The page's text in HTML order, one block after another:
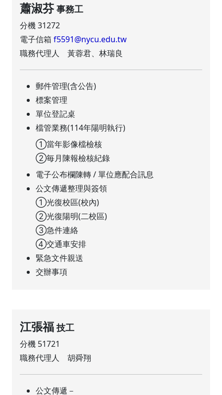
蕭淑芬 事務工
分機 31272
電子信箱f5591@nycu.edu.tw
職務代理人 黃蓉君、林瑞良
郵件管理(含公告)
標案管理
單位登記桌
檔管業務(114年陽明執行)
①當年影像檔檢核
②毎月陳報檢核紀錄
電子公布欄陳轉 / 單位應配合訊息
公文傳遞整理與簽領
①光復校區(校內)
②光復陽明(二校區)
③急件連絡
④交通車安排
緊急文件親送
交辦事項
江張福 技工
分機 51721
職務代理人 胡舜翔
公文傳遞－